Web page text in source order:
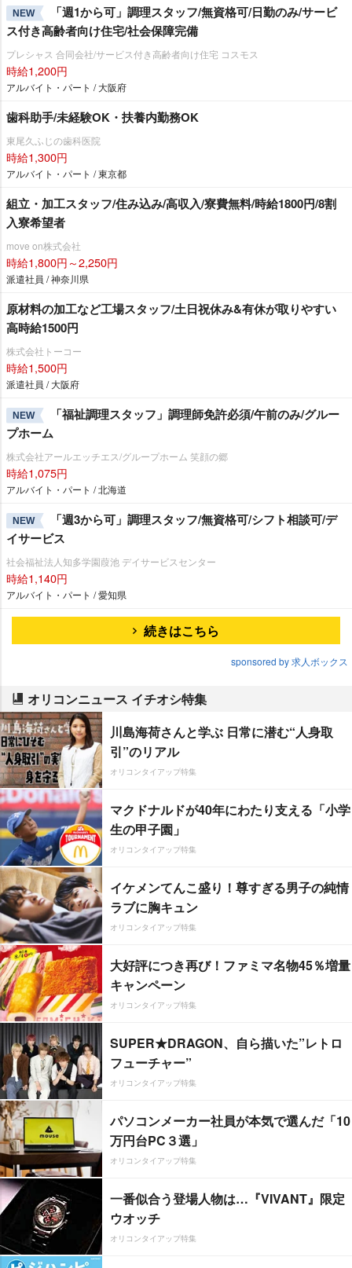
NEW
「週1から可」調理スタッフ/無資格可/日勤のみ/サービ
ス付き高齢者向け住宅/社会保障完備
プレシャス 合同会社/サービス付き高齢者向け住宅 コスモス
時給1,200円
アルバイト・パート / 大阪府
歯科助手/未経験OK・扶養内勤務OK
東尾久ふじの歯科医院
時給1,300円
アルバイト・パート / 東京都
組立・加工スタッフ/住み込み/高収入/寮費無料/時給1800円/8割
入寮希望者
move on株式会社
時給1,800円～2,250円
派遣社員 / 神奈川県
原材料の加工など工場スタッフ/土日祝休み&有休が取りやすい
高時給1500円
株式会社トーコー
時給1,500円
派遣社員 / 大阪府
NEW
「福祉調理スタッフ」調理師免許必須/午前のみ/グルー
プホーム
株式会社アールエッチエス/グループホーム 笑顔の郷
時給1,075円
アルバイト・パート / 北海道
NEW
「週3から可」調理スタッフ/無資格可/シフト相談可/デ
イサービス
社会福祉法人知多学園葭池 デイサービスセンター
時給1,140円
アルバイト・パート / 愛知県
続きはこちら
sponsored by 求人ボックス
オリコンニュース イチオシ特集
川島海荷さんと学ぶ 日常に潜む“人身取
引”のリアル
オリコンタイアップ特集
マクドナルドが40年にわたり支える「小学
生の甲子園」
オリコンタイアップ特集
イケメンてんこ盛り！尊すぎる男子の純情
ラブに胸キュン
オリコンタイアップ特集
大好評につき再び！ファミマ名物45％増量
キャンペーン
オリコンタイアップ特集
SUPER★DRAGON、自ら描いた”レトロ
フューチャー”
オリコンタイアップ特集
パソコンメーカー社員が本気で選んだ「10
万円台PC３選」
オリコンタイアップ特集
一番似合う登場人物は…『VIVANT』限定
ウオッチ
オリコンタイアップ特集